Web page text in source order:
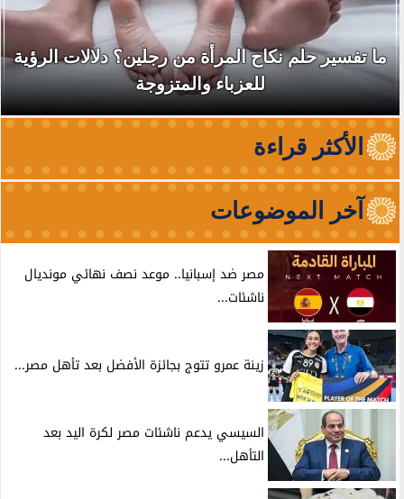
نقابة الأطباء تكشف أسباب منع باربرا أونيل من
الظهور والترويج لخدماتها في...
الأكثر قراءة
آخر الموضوعات
مصر ضد إسبانيا.. موعد نصف نهائي مونديال
ناشئات...
زينة عمرو تتوج بجائزة الأفضل بعد تأهل مصر...
السيسي يدعم ناشئات مصر لكرة اليد بعد
التأهل...